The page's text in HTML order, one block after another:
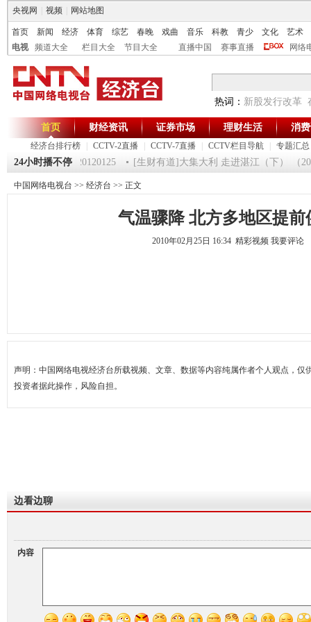
央视网 视频 网站地图
首页 新闻 经济 体育 综艺 春晚 戏曲 音乐 科教 青少 文化
艺术
电视
频道大全 栏目大全 节目大全 直播中国 赛事直播 网络
热词： 新股发行改革
首页
经济台排行榜 CCTV-2直播 CCTV-7直播 CCTV栏目导航 专题汇总
财经资讯 证券市场 理财生活 消
24小时播不停
《第一时间》 20120125 [生财有道]大集大利 走进湛江（下） （
中国网络电视台 >> 经济台 >> 正文
气温骤降 北方多地区提前
2010年02月25日 16:34 精彩视频 我要评论
声明：中国网络电视经济台所载视频、文章、数据等内容纯属作者个人观点，仅
投资者据此操作，风险自担。
边看边聊
内容